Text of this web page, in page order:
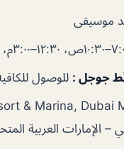
موسيقى
٦:٠٠–١٠:٣٠م
جوجل : للوصول
& Marina, Dubai
– الإمارات العربية